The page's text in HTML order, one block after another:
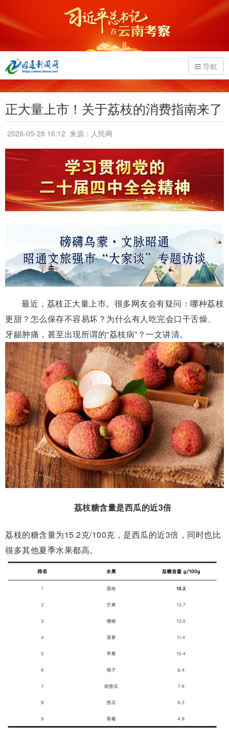
导航
正大量上市！关于荔枝的消费指南来了
2026-05-28 16:12 来源：人民网
最近，荔枝正大量上市。很多网友会有疑问：哪种荔枝
更甜？怎么保存不容易坏？为什么有人吃完会口干舌燥、
牙龈肿痛，甚至出现所谓的“荔枝病”？一文讲清。
荔枝糖含量是西瓜的近3倍
荔枝的糖含量为15.2克/100克，是西瓜的近3倍， 同时也比
很多其他夏季水果都高。